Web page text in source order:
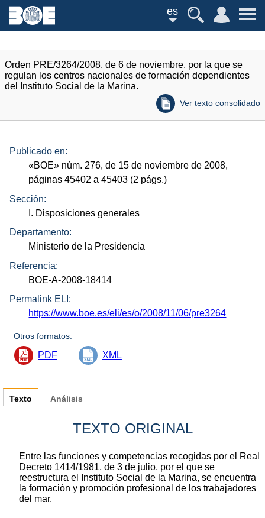
es
Orden PRE/3264/2008, de 6 de noviembre, por la que se
regulan los centros nacionales de formación dependientes
del Instituto Social de la Marina.
Ver texto consolidado
Publicado en:
«BOE» núm. 276, de 15 de noviembre de 2008,
páginas 45402 a 45403 (2 págs.)
Sección:
I. Disposiciones generales
Departamento:
Ministerio de la Presidencia
Referencia:
BOE-A-2008-18414
Permalink ELI:
https://www.boe.es/eli/es/o/2008/11/06/pre3264
Otros formatos:
PDF XML
Texto
TEXTO ORIGINAL
Entre las funciones y competencias recogidas por el Real
Decreto 1414/1981, de 3 de julio, por el que se
reestructura el Instituto Social de la Marina, se encuentra
la formación y promoción profesional de los trabajadores
del mar.
Análisis